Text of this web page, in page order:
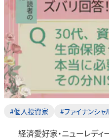
#個人投資家 #ファイナンシャ
経済愛好家・ニューレディ